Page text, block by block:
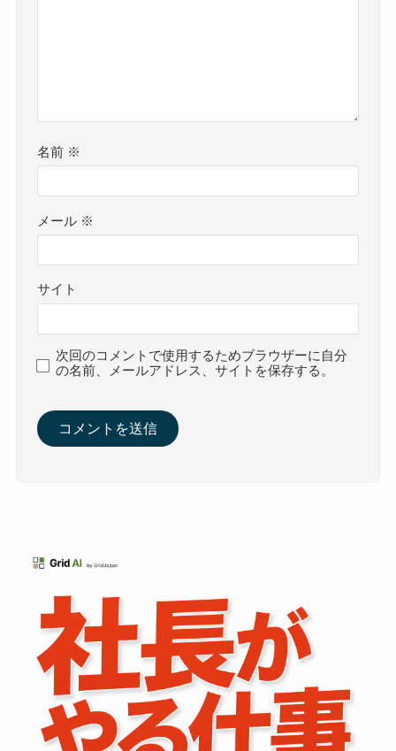
名前 ※
メール ※
サイト
次回のコメントで使用するためブラウザーに自分
の名前、メールアドレス、サイトを保存する。